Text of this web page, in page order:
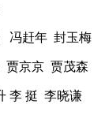
冯赶年 封玉梅
京京 贾茂森
李 挺 李晓谦